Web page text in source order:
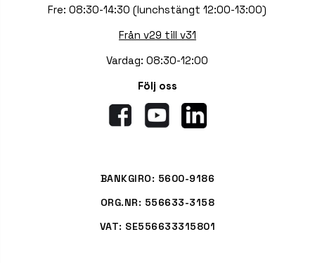
Fre: 08:30-14:30 (lunchstängt 12:00-13:00)
Från v29 till v31
Vardag: 08:30-12:00
Följ oss
BANKGIRO: 5600-9186
ORG.NR: 556633-3158
VAT: SE556633315801